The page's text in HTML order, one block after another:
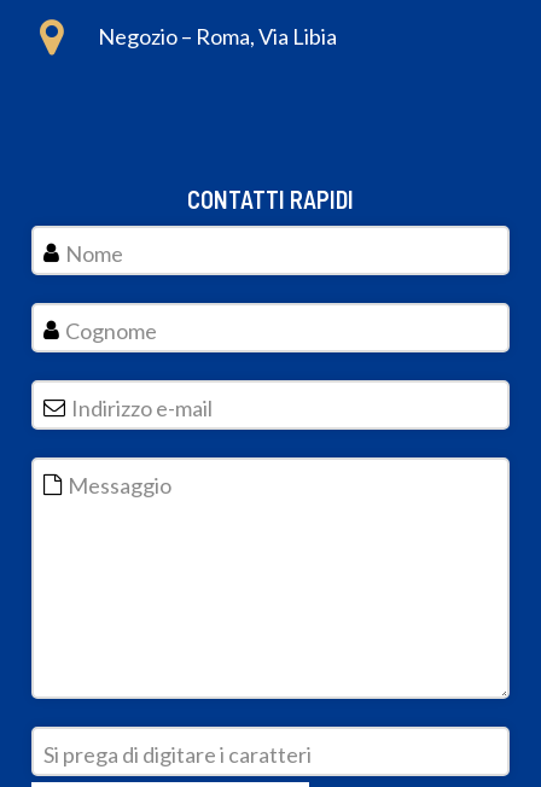
Negozio – Roma, Via Libia
CONTATTI RAPIDI
Nome
Cognome
Indirizzo e-mail
Messaggio
Si prega di digitare i caratteri